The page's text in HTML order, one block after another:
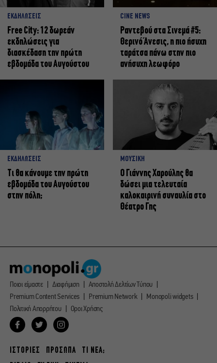
ΕΚΔΗΛΩΣΕΙΣ
Free City: 12 δωρεάν
εκδηλώσεις για
διασκέδαση την πρώτη
εβδομάδα του Αυγούστου
CINE NEWS
Ραντεβού στα Σινεμά #5:
Θερινό Άνεσις, η πιο ήσυχη
ταράτσα πάνω στην πιο
ανήσυχη λεωφόρο
ΕΚΔΗΛΩΣΕΙΣ
Τι θα κάνουμε την πρώτη
εβδομάδα του Αυγούστου
στην πόλη;
ΜΟΥΣΙΚΗ
Ο Γιάννης Χαρούλης θα
δώσει μια τελευταία
καλοκαιρινή συναυλία στο
Θέατρο Γης
Ποιοι είμαστε Διαφήμιση
Αποστολή Δελτίων Τύπου
Premium Content Services
Premium Network
Monopoli widgets
Πολιτική Απορρήτου
Οροι Χρήσης
ΙΣΤΟΡΙΕΣ ΠΡΟΣΩΠΑ
ΤΙ ΝΕΑ;